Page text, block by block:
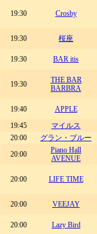
19:30 Crosby
19:30 桜座
19:30 BAR itis
19:30
THE BAR
BARBRA
19:40 APPLE
19:45
マイルス
20:00
グラン・ブルー
20:00
Piano Hall
AVENUE
20:00 LIFE TIME
20:00 VEEJAY
20:00
Lazy Bird